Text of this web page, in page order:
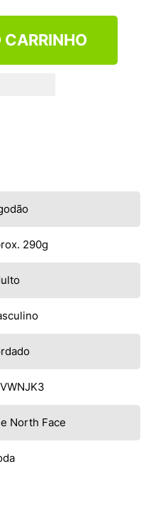
290g
North Face